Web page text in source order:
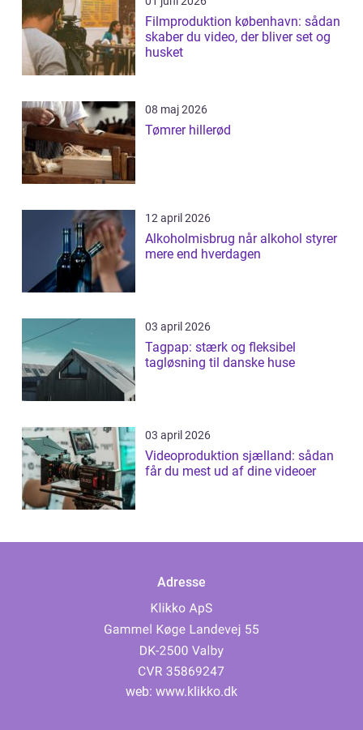
Filmproduktion københavn: sådan
skaber du video, der bliver set og
husket
08 maj 2026
Tømrer hillerød
12 april 2026
Alkoholmisbrug når alkohol styrer
mere end hverdagen
03 april 2026
Tagpap: stærk og fleksibel
tagløsning til danske huse
03 april 2026
Videoproduktion sjælland: sådan
får du mest ud af dine videoer
Adresse
web: www.klikko.dk